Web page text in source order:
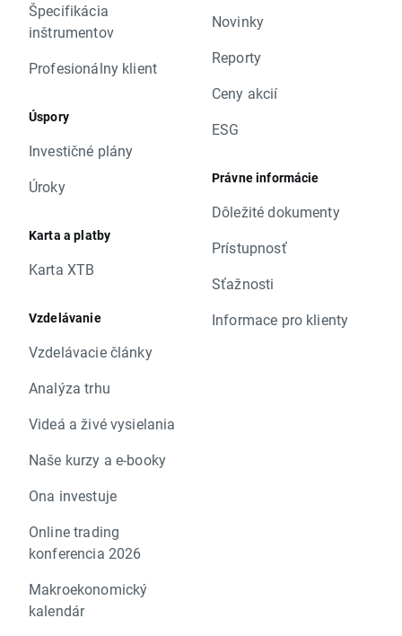
Špecifikácia
inštrumentov
Profesionálny klient
Úspory
Investičné plány
Úroky
Karta a platby
Karta XTB
Vzdelávanie
Vzdelávacie články
Analýza trhu
Videá a živé vysielania
Naše kurzy a e-booky
Ona investuje
Online trading
konferencia 2026
Makroekonomický
kalendár
Novinky
Reporty
Ceny akcií
ESG
Právne informácie
Dôležité dokumenty
Prístupnosť
Sťažnosti
Informace pro klienty